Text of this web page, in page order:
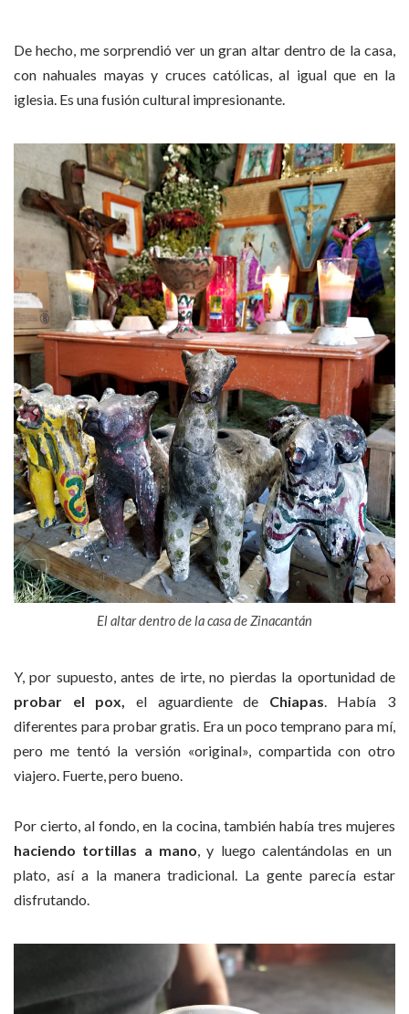
De hecho, me sorprendió ver un gran altar dentro de la casa,
con nahuales mayas y cruces católicas, al igual que en la
iglesia. Es una fusión cultural impresionante.
El altar dentro de la casa de Zinacantán
Y, por supuesto, antes de irte, no pierdas la oportunidad de
probar el pox, el aguardiente de Chiapas. Había 3
diferentes para probar gratis. Era un poco temprano para mí,
pero me tentó la versión «original», compartida con otro
viajero. Fuerte, pero bueno.
Por cierto, al fondo, en la cocina, también había tres mujeres
haciendo tortillas a mano, y luego calentándolas en un
plato, así a la manera tradicional. La gente parecía estar
disfrutando.